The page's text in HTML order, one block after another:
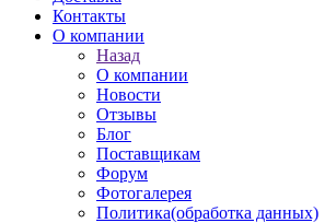
Контакты
О компании
Назад
О компании
Новости
Отзывы
Блог
Поставщикам
Форум
Фотогалерея
Политика(обработка данных)